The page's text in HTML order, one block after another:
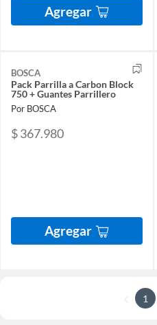
Agregar
BOSCA
Pack Parrilla a Carbon Block
750 + Guantes Parrillero
Por BOSCA
$ 367.980
Agregar
1